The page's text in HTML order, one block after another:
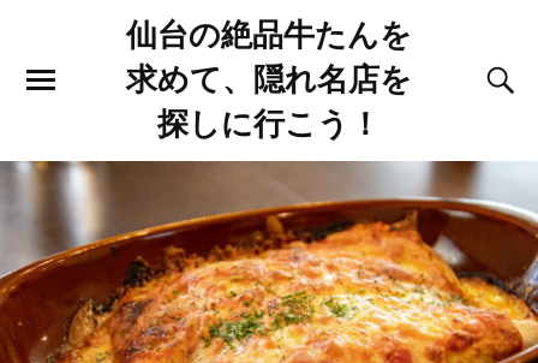
仙台の絶品牛たんを
求めて、隠れ名店を
探しに行こう！